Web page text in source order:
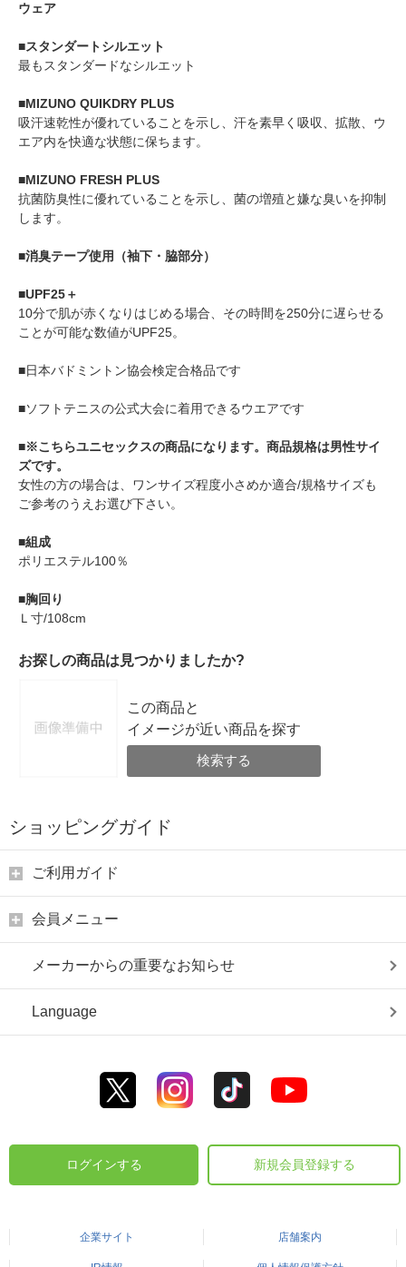
ウェア
■スタンダートシルエット
最もスタンダードなシルエット
■MIZUNO QUIKDRY PLUS
吸汗速乾性が優れていることを示し、汗を素早く吸収、拡散、ウ
エア内を快適な状態に保ちます。
■MIZUNO FRESH PLUS
抗菌防臭性に優れていることを示し、菌の増殖と嫌な臭いを抑制
します。
■消臭テープ使用（袖下・脇部分）
■UPF25＋
10分で肌が赤くなりはじめる場合、その時間を250分に遅らせる
ことが可能な数値がUPF25。
■日本バドミントン協会検定合格品です
■ソフトテニスの公式大会に着用できるウエアです
■※こちらユニセックスの商品になります。商品規格は男性サイ
ズです。
女性の方の場合は、ワンサイズ程度小さめか適合/規格サイズも
ご参考のうえお選び下さい。
■組成
ポリエステル100％
■胸回り
Ｌ寸/108cm
お探しの商品は見つかりましたか?
この商品と
イメージが近い商品を探す
検索する
ショッピングガイド
ご利用ガイド
会員メニュー
メーカーからの重要なお知らせ
Language
ログインする 新規会員登録する
企業サイト 店舗案内